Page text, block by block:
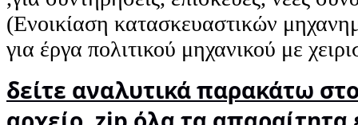
(Ενοικίαση κατασκευαστικών
για έργα πολιτικού μηχανικού με
δείτε αναλυτικά παρακάτω